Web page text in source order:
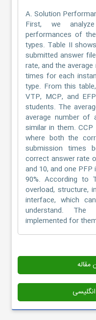
A. Solution
First, we
performances of
types. Table II
submitted answer
rate, and the
times for each
type. From this
VTP, MCP, and
students. The
average number of
similar in them.
where both the
submission times
correct answer rate
and 10, and one
90%. According to
overload, structure,
interface, which
understand.
implemented for
انگلیسی